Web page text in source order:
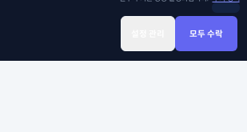
모두 수락
Sign In 클래스찾기 Library